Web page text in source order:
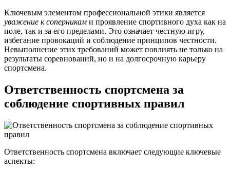
Ключевым элементом профессиональной этики является
уважение к соперникам и проявление спортивного духа как на
поле, так и за его пределами. Это означает честную игру,
избегание провокаций и соблюдение принципов честности.
Невыполнение этих требований может повлиять не только на
результаты соревнований, но и на долгосрочную карьеру
спортсмена.
Ответственность спортсмена за
соблюдение спортивных правил
Ответственность спортсмена включает следующие ключевые
аспекты: